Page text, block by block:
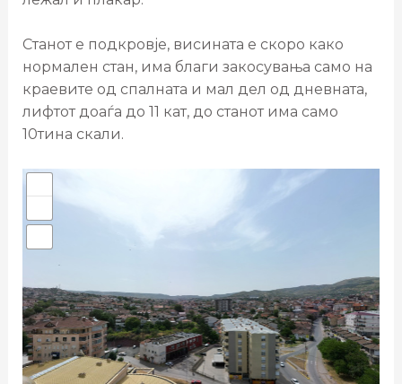
Станот е подкровје, висината е скоро како
нормален стан, има благи закосувања само на
краевите од спалната и мал дел од дневната,
лифтот доаѓа до 11 кат, до станот има само
10тина скали.